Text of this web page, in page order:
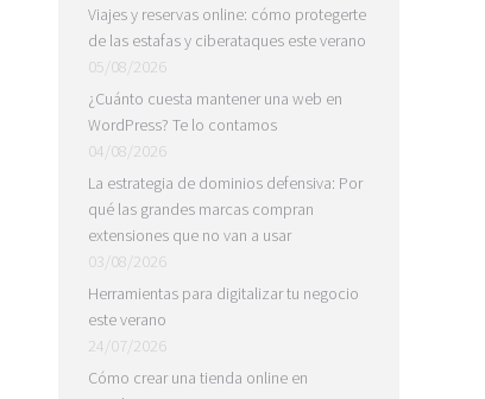
Viajes y reservas online: cómo protegerte
de las estafas y ciberataques este verano
05/08/2026
¿Cuánto cuesta mantener una web en
WordPress? Te lo contamos
04/08/2026
La estrategia de dominios defensiva: Por
qué las grandes marcas compran
extensiones que no van a usar
03/08/2026
Herramientas para digitalizar tu negocio
este verano
24/07/2026
Cómo crear una tienda online en